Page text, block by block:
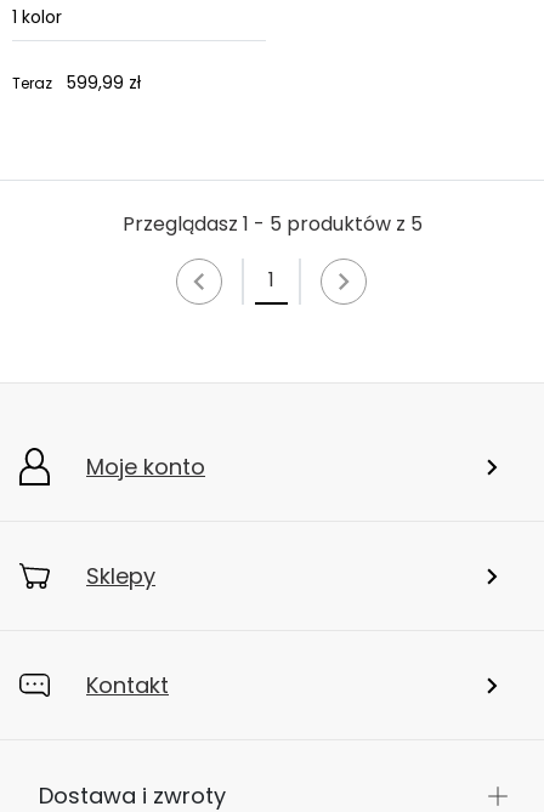
1 kolor
Teraz 599,99 zł
Przeglądasz 1 - 5 produktów z 5
1
Moje konto
Sklepy
Kontakt
Dostawa i zwroty